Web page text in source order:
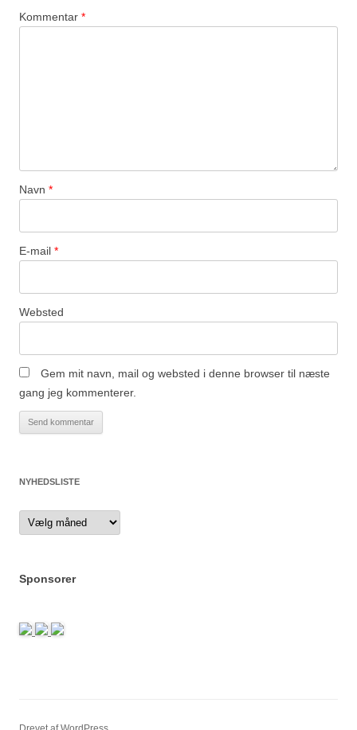
Kommentar *
Navn *
E-mail *
Websted
Gem mit navn, mail og websted i denne browser til næste
gang jeg kommenterer.
NYHEDSLISTE
Nyhedsliste
Sponsorer